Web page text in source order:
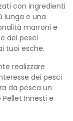
con ingredienti
lunga e una
marroni e
dei pesci
tuoi esche.
realizzare
dei pesci
da pesca un
Innesti e